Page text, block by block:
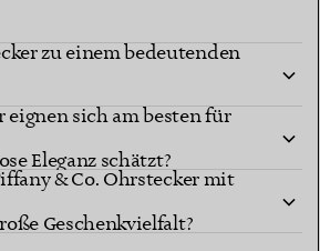
zu einem bedeutenden
eignen sich am besten für
Eleganz schätzt?
& Co. Ohrstecker mit
Geschenkvielfalt?
Tiffany™ Herz-Ohrstecker